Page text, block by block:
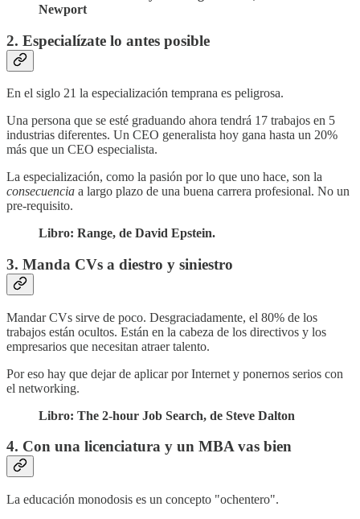
Newport
2. Especialízate lo antes posible
En el siglo 21 la especialización temprana es peligrosa.
Una persona que se esté graduando ahora tendrá 17 trabajos en 5
industrias diferentes. Un CEO generalista hoy gana hasta un 20%
más que un CEO especialista.
La especialización, como la pasión por lo que uno hace, son la
consecuencia a largo plazo de una buena carrera profesional. No un
pre-requisito.
Libro: Range, de David Epstein.
3. Manda CVs a diestro y siniestro
Mandar CVs sirve de poco. Desgraciadamente, el 80% de los
trabajos están ocultos. Están en la cabeza de los directivos y los
empresarios que necesitan atraer talento.
Por eso hay que dejar de aplicar por Internet y ponernos serios con
el networking.
Libro: The 2-hour Job Search, de Steve Dalton
4. Con una licenciatura y un MBA vas bien
La educación monodosis es un concepto "ochentero".